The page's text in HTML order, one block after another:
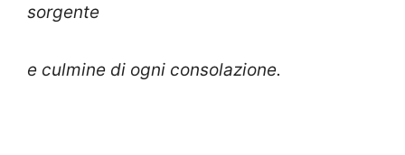
sorgente
e culmine di ogni consolazione.